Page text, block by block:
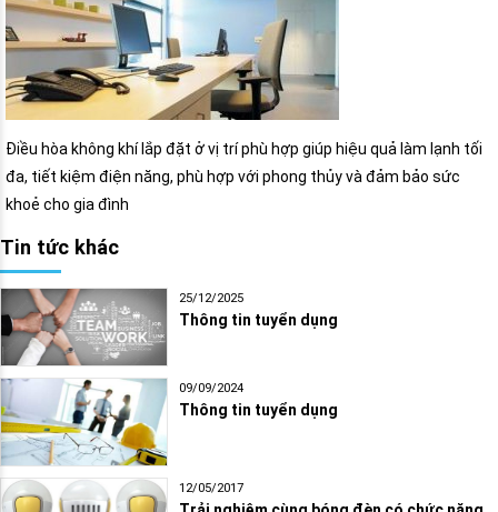
Điều hòa không khí lắp đặt ở vị trí phù hợp giúp hiệu quả làm lạnh tối
đa, tiết kiệm điện năng, phù hợp với phong thủy và đảm bảo sức
khoẻ cho gia đình
Tin tức khác
25/12/2025
Thông tin tuyển dụng
09/09/2024
Thông tin tuyển dụng
12/05/2017